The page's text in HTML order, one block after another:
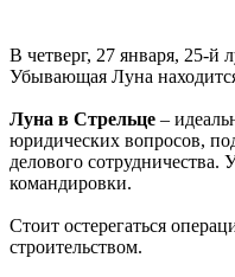
В четверг, 27 января, 25-й
Убывающая Луна
Луна в Стрельце –
юридических вопросов,
делового
командировки.
Стоит остерегаться
строительством.